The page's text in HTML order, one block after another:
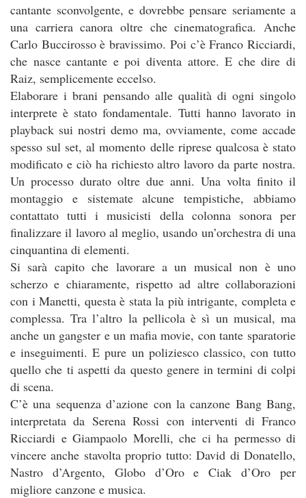
cantante sconvolgente, e dovrebbe pensare seriamente a
una carriera canora oltre che cinematografica. Anche
Carlo Buccirosso è bravissimo. Poi c’è Franco Ricciardi,
che nasce cantante e poi diventa attore. E che dire di
Raiz, semplicemente eccelso.
Elaborare i brani pensando alle qualità di ogni singolo
interprete è stato fondamentale. Tutti hanno lavorato in
playback sui nostri demo ma, ovviamente, come accade
spesso sul set, al momento delle riprese qualcosa è stato
modificato e ciò ha richiesto altro lavoro da parte nostra.
Un processo durato oltre due anni. Una volta finito il
montaggio e sistemate alcune tempistiche, abbiamo
contattato tutti i musicisti della colonna sonora per
finalizzare il lavoro al meglio, usando un’orchestra di una
cinquantina di elementi.
Si sarà capito che lavorare a un musical non è uno
scherzo e chiaramente, rispetto ad altre collaborazioni
con i Manetti, questa è stata la più intrigante, completa e
complessa. Tra l’altro la pellicola è sì un musical, ma
anche un gangster e un mafia movie, con tante sparatorie
e inseguimenti. E pure un poliziesco classico, con tutto
quello che ti aspetti da questo genere in termini di colpi
di scena.
C’è una sequenza d’azione con la canzone Bang Bang,
interpretata da Serena Rossi con interventi di Franco
Ricciardi e Giampaolo Morelli, che ci ha permesso di
vincere anche stavolta proprio tutto: David di Donatello,
Nastro d’Argento, Globo d’Oro e Ciak d’Oro per
migliore canzone e musica.